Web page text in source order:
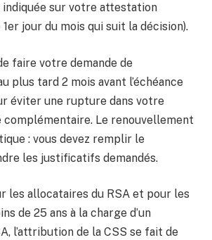
indiquée sur votre attestation
jour du mois qui suit la décision).
faire votre demande de
plus tard 2 mois avant l’échéance
éviter une rupture dans votre
Le renouvellement
: vous devez remplir le
les justificatifs demandés.
les allocataires du RSA et pour les
de 25 ans à la charge d’un
l’attribution de la CSS se fait de